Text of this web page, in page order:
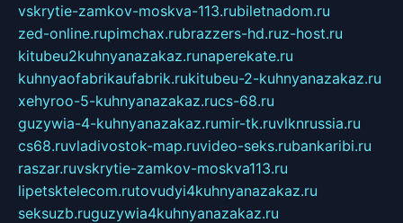
vskrytie-zamkov-moskva-113.rubiletnadom.ru
zed-online.rupimchax.rubrazzers-hd.ruz-host.ru
kitubeu2kuhnyanazakaz.runaperekate.ru
kuhnyaofabrikaufabrik.rukitubeu-2-kuhnyanazakaz.ru
xehyroo-5-kuhnyanazakaz.rucs-68.ru
guzywia-4-kuhnyanazakaz.rumir-tk.ruvlknrussia.ru
cs68.ruvladivostok-map.ruvideo-seks.rubankaribi.ru
raszar.ruvskrytie-zamkov-moskva113.ru
lipetsktelecom.rutovudyi4kuhnyanazakaz.ru
seksuzb.ruguzywia4kuhnyanazakaz.ru